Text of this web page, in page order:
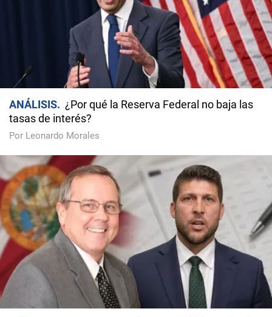
ANÁLISIS
¿Por qué la Reserva Federal no baja las
tasas de interés?
Por Leonardo Morales